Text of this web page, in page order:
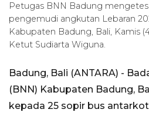
Petugas BNN Badung mengetes
pengemudi angkutan Lebaran
Kabupaten Badung, Bali, Kamis
Ketut Sudiarta Wiguna.
Badung, Bali (ANTARA) -
(BNN) Kabupaten Badung,
kepada 25 sopir bus